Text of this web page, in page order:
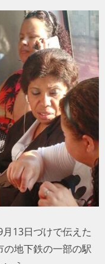
ト
13日づけで伝えた
の地下鉄の一部の駅